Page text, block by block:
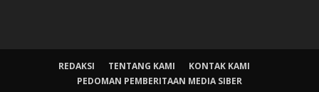
REDAKSI TENTANG KAMI
KONTAK KAMI
PEDOMAN PEMBERITAAN MEDIA SIBER